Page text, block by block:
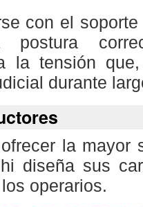
con el
postura
la tensión
durante
la mayor
diseña sus
operarios.